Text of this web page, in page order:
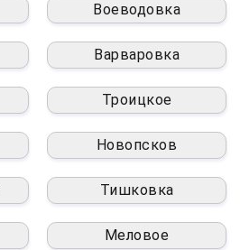
Воеводовка
Варваровка
Троицкое
Новопсков
Тишковка
Меловое